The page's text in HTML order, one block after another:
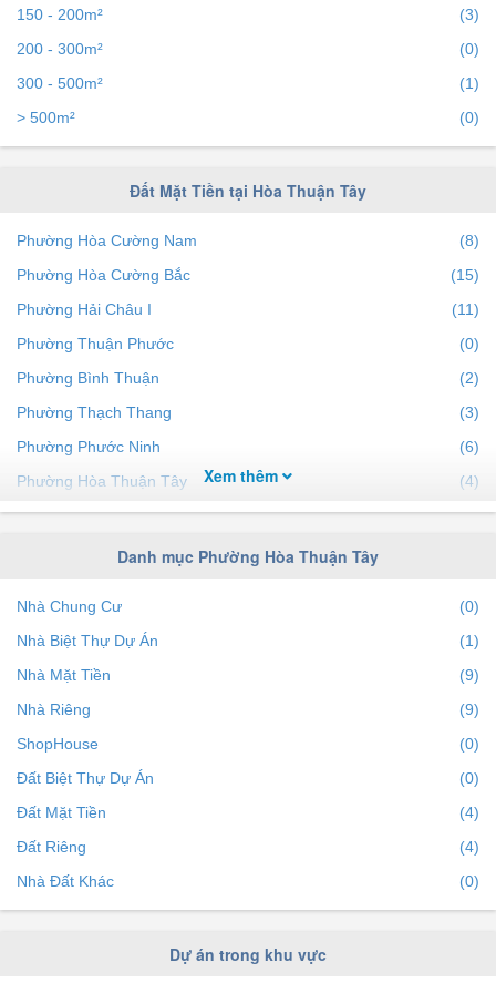
150 - 200m²
(3)
200 - 300m²
(0)
300 - 500m²
(1)
> 500m²
(0)
Đất Mặt Tiền tại Hòa Thuận Tây
Phường Hòa Cường Nam
(8)
Phường Hòa Cường Bắc
(15)
Phường Hải Châu I
(11)
Phường Thuận Phước
(0)
Phường Bình Thuận
(2)
Phường Thạch Thang
(3)
Phường Phước Ninh
(6)
Phường Hòa Thuận Tây
(4)
Phường Thanh Bình
(1)
Phường Hải Châu II
Xem thêm
Danh mục Phường Hòa Thuận Tây
Nhà Chung Cư
(0)
Nhà Biệt Thự Dự Án
(1)
Nhà Mặt Tiền
(9)
Nhà Riêng
(9)
ShopHouse
(0)
Đất Biệt Thự Dự Án
(0)
Đất Mặt Tiền
(4)
Đất Riêng
(4)
Nhà Đất Khác
(0)
Dự án trong khu vực